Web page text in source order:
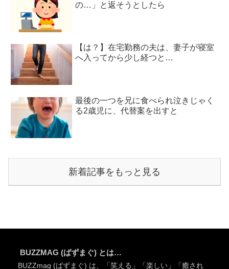
の…」と返そうとしたら
【は？】在宅勤務の夫は、妻子が寝室
へ入ってから少し経つと…
最後の一つを兄に食べられ泣きじゃく
る2歳児に、代替案を出すと
新着記事をもっと見る
BUZZMAG (ばずまぐ) とは…
BUZZmag (ばずまぐ) は、「笑える」「楽しい」「癒され